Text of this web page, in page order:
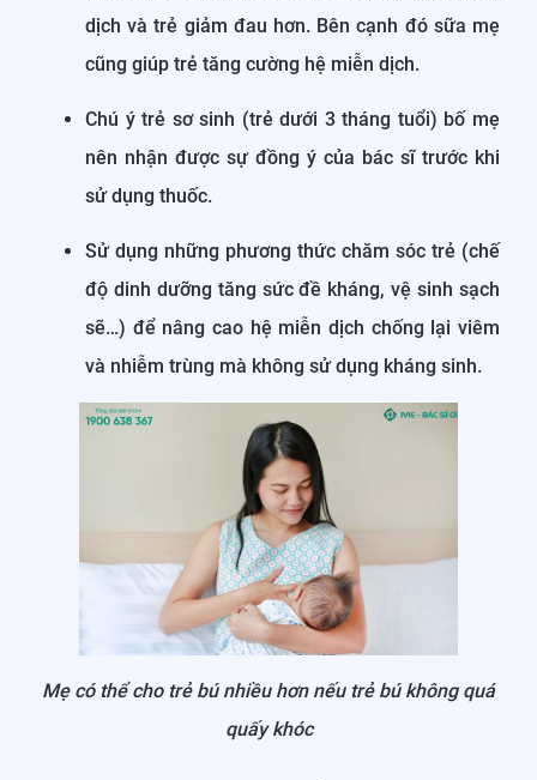
dịch và trẻ giảm đau hơn. Bên cạnh đó sữa mẹ
cũng giúp trẻ tăng cường hệ miễn dịch.
Chú ý trẻ sơ sinh (trẻ dưới 3 tháng tuổi) bố mẹ
nên nhận được sự đồng ý của bác sĩ trước khi
sử dụng thuốc.
Sử dụng những phương thức chăm sóc trẻ (chế
độ dinh dưỡng tăng sức đề kháng, vệ sinh sạch
sẽ…) để nâng cao hệ miễn dịch chống lại viêm
và nhiễm trùng mà không sử dụng kháng sinh.
Mẹ có thể cho trẻ bú nhiều hơn nếu trẻ bú không quá
quấy khóc